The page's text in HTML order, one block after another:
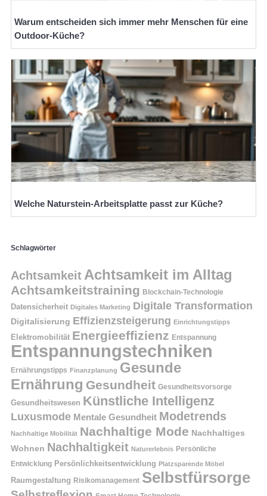
Warum entscheiden sich immer mehr Menschen für eine
Outdoor-Küche?
Welche Naturstein-Arbeitsplatte passt zur Küche?
Schlagwörter
Achtsamkeit Achtsamkeit im Alltag
Achtsamkeitstraining Blockchain-Technologie
Datensicherheit Digitales Marketing Digitale Transformation
Digitalisierung Effizienzsteigerung Einrichtungstipps
Elektromobilität Energieeffizienz Entspannung
Entspannungstechniken
Ernährungstipps Finanzplanung Gesunde
Ernährung Gesundheit Gesundheitsvorsorge
Gesundheitswesen Künstliche Intelligenz
Luxusmode Mentale Gesundheit Modetrends
Nachhaltige Mobilität Nachhaltige Mode Nachhaltiges
Wohnen Nachhaltigkeit Naturerlebnis Persönliche
Entwicklung Persönlichkeitsentwicklung Platzsparende Möbel
Raumgestaltung Risikomanagement Selbstfürsorge